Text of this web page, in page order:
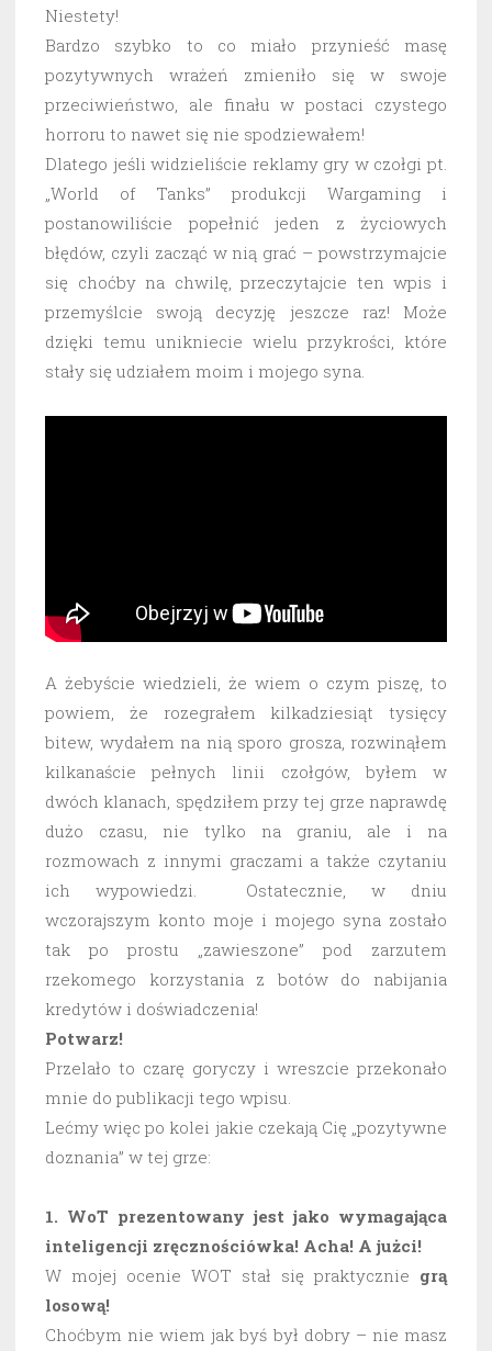
Niestety!
Bardzo szybko to co miało przynieść masę
pozytywnych wrażeń zmieniło się w swoje
przeciwieństwo, ale finału w postaci czystego
horroru to nawet się nie spodziewałem!
Dlatego jeśli widzieliście reklamy gry w czołgi pt.
„World of Tanks” produkcji Wargaming i
postanowiliście popełnić jeden z życiowych
błędów, czyli zacząć w nią grać – powstrzymajcie
się choćby na chwilę, przeczytajcie ten wpis i
przemyślcie swoją decyzję jeszcze raz! Może
dzięki temu unikniecie wielu przykrości, które
stały się udziałem moim i mojego syna.
A żebyście wiedzieli, że wiem o czym piszę, to
powiem, że rozegrałem kilkadziesiąt tysięcy
bitew, wydałem na nią sporo grosza, rozwinąłem
kilkanaście pełnych linii czołgów, byłem w
dwóch klanach, spędziłem przy tej grze naprawdę
dużo czasu, nie tylko na graniu, ale i na
rozmowach z innymi graczami a także czytaniu
ich wypowiedzi. Ostatecznie, w dniu
wczorajszym konto moje i mojego syna zostało
tak po prostu „zawieszone” pod zarzutem
rzekomego korzystania z botów do nabijania
kredytów i doświadczenia!
Potwarz!
Przelało to czarę goryczy i wreszcie przekonało
mnie do publikacji tego wpisu.
Lećmy więc po kolei jakie czekają Cię „pozytywne
doznania” w tej grze:
1. WoT prezentowany jest jako wymagająca
inteligencji zręcznościówka! Acha! A jużci!
W mojej ocenie WOT stał się praktycznie grą
losową!
Choćbym nie wiem jak byś był dobry – nie masz